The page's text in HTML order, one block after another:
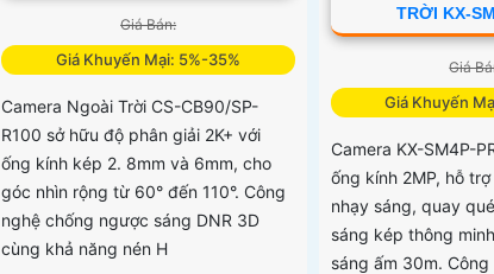
Giá Bán:
Giá Khuyến Mại: 5%-35%
Camera Ngoài Trời CS-CB90/SP-
R100 sở hữu độ phân giải 2K+ với
ống kính kép 2. 8mm và 6mm, cho
góc nhìn rộng từ 60° đến 110°. Công
nghệ chống ngược sáng DNR 3D
cùng khả năng nén H
TRỜI KX-
Giá
Giá Khuyến
Camera KX-SM4P-
ống kính 2MP, hỗ
nhạy sáng, quay
sáng kép thông
sáng ấm 30m.